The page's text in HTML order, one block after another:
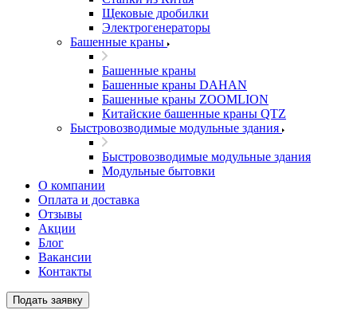
Щековые дробилки
Электрогенераторы
Башенные краны
Башенные краны
Башенные краны DAHAN
Башенные краны ZOOMLION
Китайские башенные краны QTZ
Быстровозводимые модульные здания
Быстровозводимые модульные здания
Модульные бытовки
О компании
Оплата и доставка
Отзывы
Акции
Блог
Вакансии
Контакты
Подать заявку